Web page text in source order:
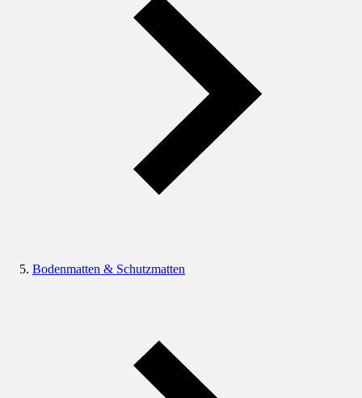
Bodenmatten & Schutzmatten